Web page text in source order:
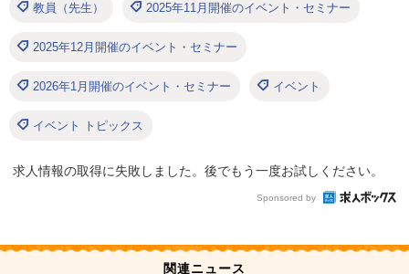
教員（先生） 2025年11月開催のイベント・セミナー
2025年12月開催のイベント・セミナー
2026年1月開催のイベント・セミナー イベント
イベント トピックス
求人情報の取得に失敗しました。後でもう一度お試しください。
Sponsored by
関連ニュース